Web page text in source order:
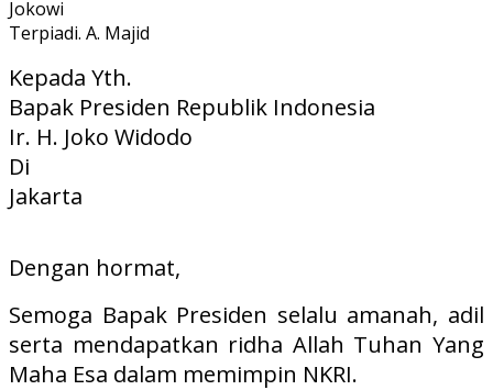
Terpiadi. A. Majid
Kepada Yth.
Bapak Presiden Republik Indonesia
Ir. H. Joko Widodo
Di
Jakarta
Dengan hormat,
Semoga Bapak Presiden selalu amanah, adil
serta mendapatkan ridha Allah Tuhan Yang
Maha Esa dalam memimpin NKRI.